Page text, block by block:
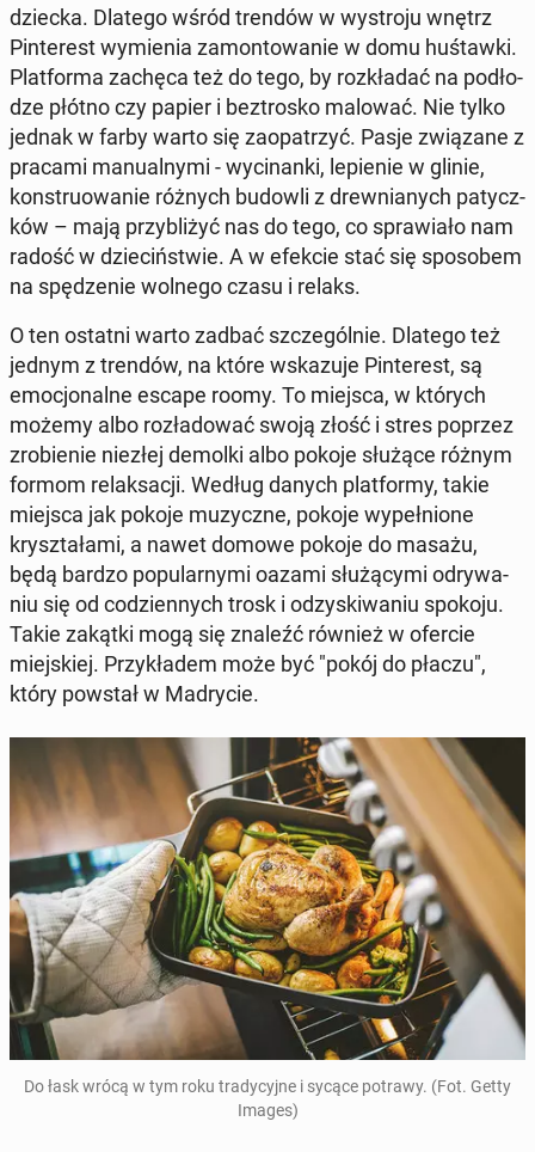
dziecka. Dlatego wśród trendów w wy­stro­ju wnętrz
Pin­te­rest wy­mie­nia za­mon­to­wa­nie w domu huś­taw­ki.
Plat­for­ma zachęca też do tego, by roz­kła­dać na pod­ło­
dze płótno czy papier i bez­tro­sko malować. Nie tylko
jednak w farby warto się za­opa­trzyć. Pasje zwią­za­ne z
pracami ma­nu­al­ny­mi - wy­ci­nan­ki, le­pie­nie w glinie,
kon­stru­owa­nie różnych budowli z drew­nia­nych pa­tycz­
ków – mają przy­bli­żyć nas do tego, co spra­wia­ło nam
radość w dzie­ciń­stwie. A w efekcie stać się spo­so­bem
na spę­dze­nie wolnego czasu i relaks.
O ten ostatni warto zadbać szcze­gól­nie. Dlatego też
jednym z trendów, na które wska­zu­je Pin­te­rest, są
emo­cjo­nal­ne escape roomy. To miejsca, w których
możemy albo roz­ła­do­wać swoją złość i stres poprzez
zro­bie­nie niezłej demolki albo pokoje służące różnym
formom re­lak­sa­cji. Według danych plat­for­my, takie
miejsca jak pokoje mu­zycz­ne, pokoje wy­peł­nio­ne
krysz­ta­ła­mi, a nawet domowe pokoje do masażu,
będą bardzo po­pu­lar­ny­mi oazami słu­żą­cy­mi od­ry­wa­
niu się od co­dzien­nych trosk i od­zy­ski­wa­niu spokoju.
Takie zakątki mogą się znaleźć również w ofercie
miej­skiej. Przy­kła­dem może być "pokój do płaczu",
który powstał w Ma­dry­cie.
Do łask wrócą w tym roku tra­dy­cyj­ne i sycące potrawy. (Fot. Getty
Images)